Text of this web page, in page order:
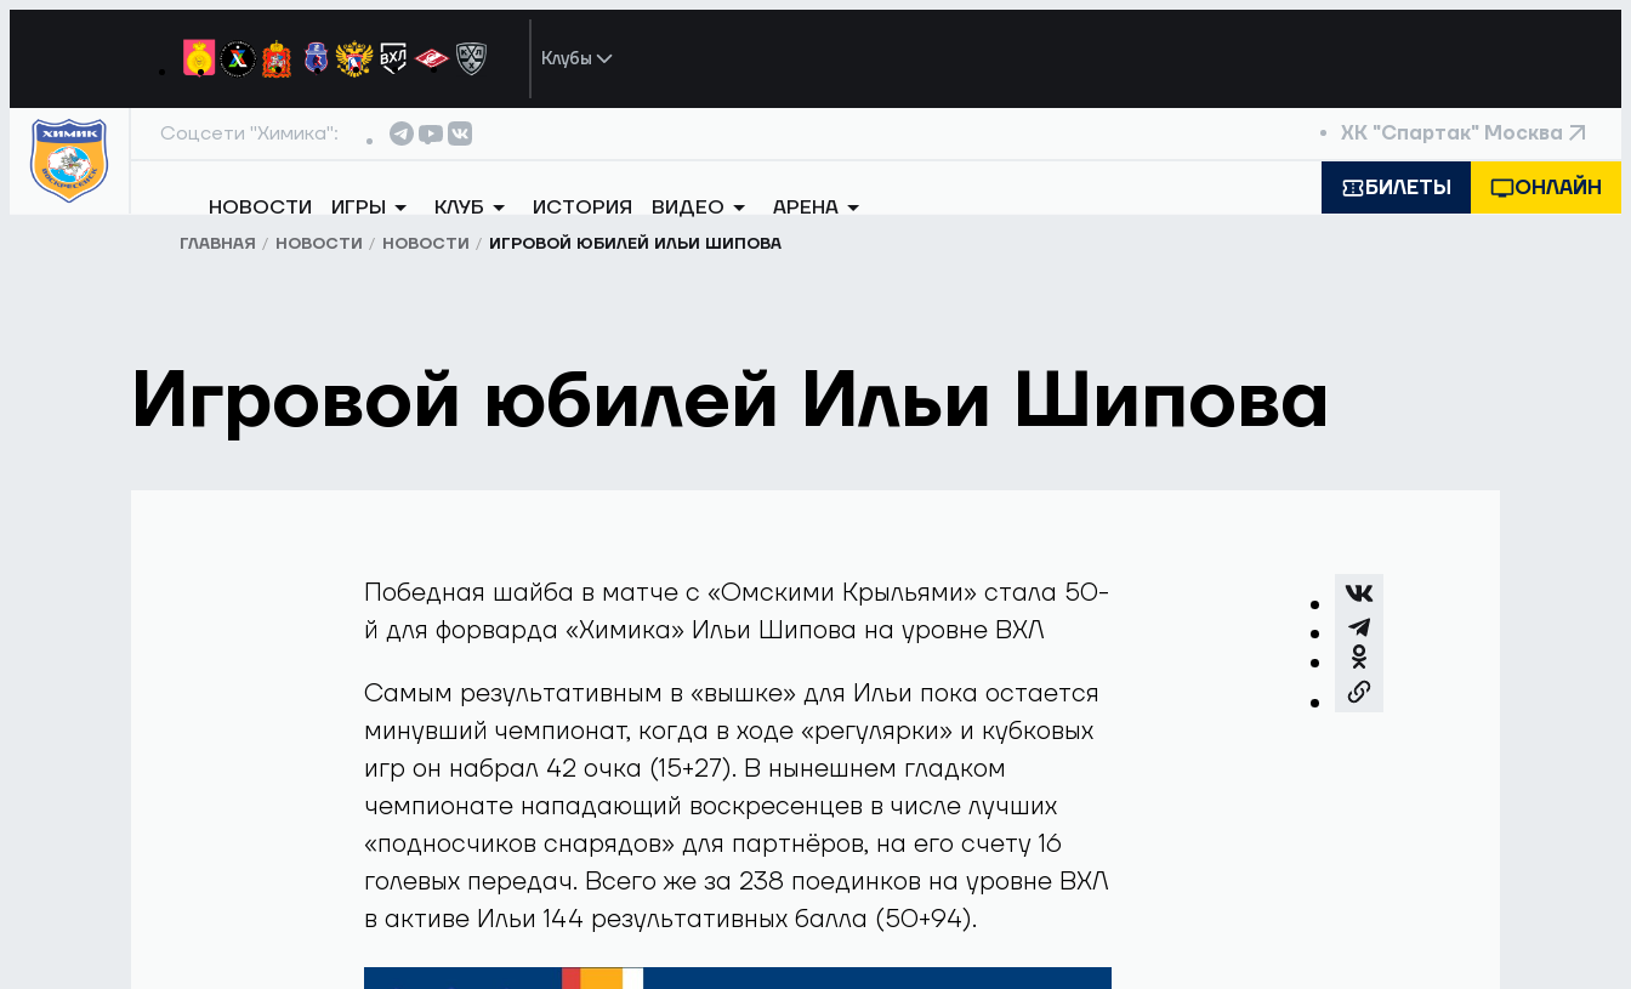
Клубы
Соцсети "Химика": ХК "Спартак" Москва
НОВОСТИ ИГРЫ КЛУБ ИСТОРИЯ ВИДЕО АРЕНА
БИЛЕТЫ ОНЛАЙН
ГЛАВНАЯ НОВОСТИ НОВОСТИ ИГРОВОЙ ЮБИЛЕЙ ИЛЬИ ШИПОВА
Игровой юбилей Ильи Шипова
Победная шайба в матче с «Омскими Крыльями» стала 50-
й для форварда «Химика» Ильи Шипова на уровне ВХЛ
Самым результативным в «вышке» для Ильи пока остается
минувший чемпионат, когда в ходе «регулярки» и кубковых
игр он набрал 42 очка (15+27). В нынешнем гладком
чемпионате нападающий воскресенцев в числе лучших
«подносчиков снарядов» для партнёров, на его счету 16
голевых передач. Всего же за 238 поединков на уровне ВХЛ
в активе Ильи 144 результативных балла (50+94).